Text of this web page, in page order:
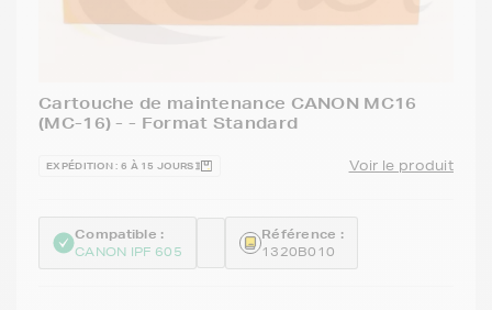
Cartouche de maintenance CANON MC16
(MC-16) - - Format Standard
EXPÉDITION : 6 À 15 JOURS Voir le produit
Compatible :
CANON IPF 605
Référence :
1320B010